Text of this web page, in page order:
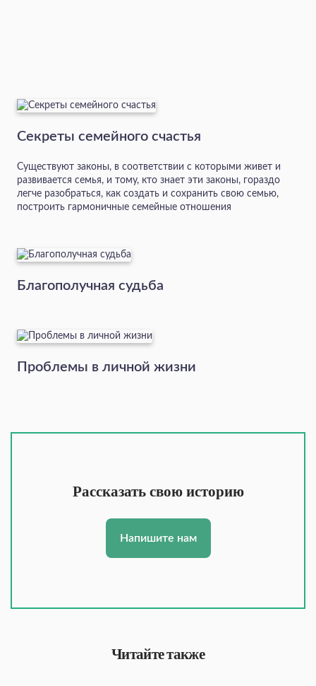
Секреты семейного счастья
Существуют законы, в соответствии с которыми живет и
развивается семья, и тому, кто знает эти законы, гораздо
легче разобраться, как создать и сохранить свою семью,
построить гармоничные семейные отношения
Благополучная судьба
Проблемы в личной жизни
Рассказать свою историю
Напишите нам
Читайте также